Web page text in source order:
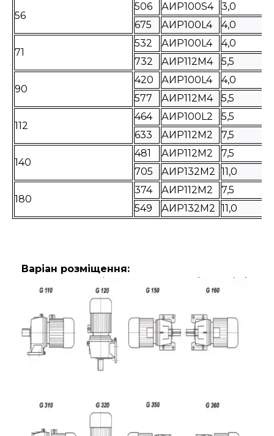
56
506 АИР100S4
3,0
675
АИР100L4 4,0
71
532 АИР100L4
4,0
732
АИР112M4 5,5
90
420 АИР100L4
4,0
577
АИР112M4 5,5
112
464 АИР100L2
5,5
633
АИР112M2 7,5
140
481 АИР112M2
7,5
705
АИР132M2 11,0
180
374 АИР112M2
7,5
549
АИР132M2 11,0
Варіан розміщення: